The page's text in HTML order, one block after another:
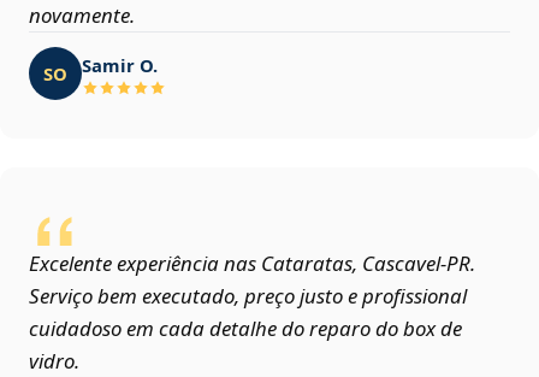
novamente.
SO Samir O.
Excelente experiência nas Cataratas, Cascavel‑PR.
Serviço bem executado, preço justo e profissional
cuidadoso em cada detalhe do reparo do box de
vidro.